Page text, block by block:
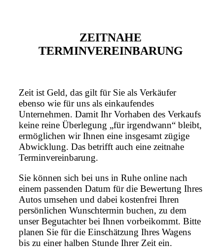
ZEITNAHE
TERMINVEREINBARUNG
Zeit ist Geld, das gilt für Sie als Verkäufer
ebenso wie für uns als einkaufendes
Unternehmen. Damit Ihr Vorhaben des Verkaufs
keine reine Überlegung „für irgendwann“ bleibt,
ermöglichen wir Ihnen eine insgesamt zügige
Abwicklung. Das betrifft auch eine zeitnahe
Terminvereinbarung.
Sie können sich bei uns in Ruhe online nach
einem passenden Datum für die Bewertung Ihres
Autos umsehen und dabei kostenfrei Ihren
persönlichen Wunschtermin buchen, zu dem
unser Begutachter bei Ihnen vorbeikommt. Bitte
planen Sie für die Einschätzung Ihres Wagens
bis zu einer halben Stunde Ihrer Zeit ein.